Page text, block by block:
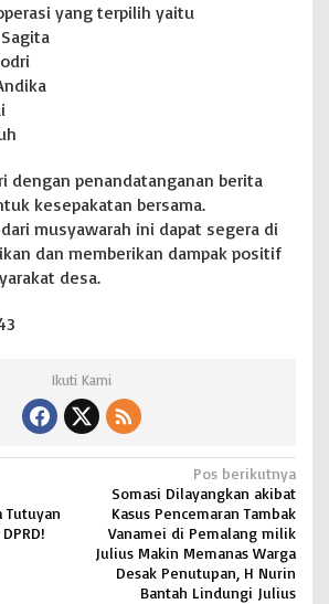
yang terpilih yaitu
dengan penandatanganan berita
kesepakatan bersama.
musyawarah ini dapat segera di
dan memberikan dampak positif
desa.
Ikuti Kami
Tutuyan
Pos berikutnya
Somasi Dilayangkan akibat
Kasus Pencemaran Tambak
Vanamei di Pemalang milik
Julius Makin Memanas Warga
Desak Penutupan, H Nurin
Bantah Lindungi Julius